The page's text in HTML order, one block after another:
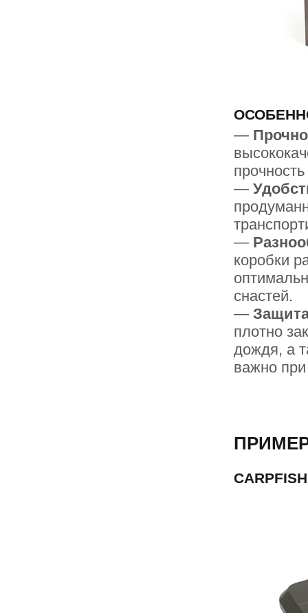
—
—
—
коробки
снастей.
—
плотно
дождя, а
важно